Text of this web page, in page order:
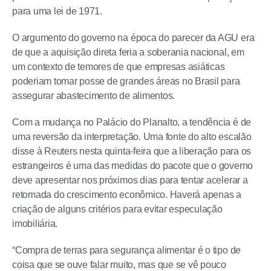
para uma lei de 1971.
O argumento do governo na época do parecer da AGU era
de que a aquisição direta feria a soberania nacional, em
um contexto de temores de que empresas asiáticas
poderiam tomar posse de grandes áreas no Brasil para
assegurar abastecimento de alimentos.
Com a mudança no Palácio do Planalto, a tendência é de
uma reversão da interpretação. Uma fonte do alto escalão
disse à Reuters nesta quinta-feira que a liberação para os
estrangeiros é uma das medidas do pacote que o governo
deve apresentar nos próximos dias para tentar acelerar a
retomada do crescimento econômico. Haverá apenas a
criação de alguns critérios para evitar especulação
imobiliária.
“Compra de terras para segurança alimentar é o tipo de
coisa que se ouve falar muito, mas que se vê pouco